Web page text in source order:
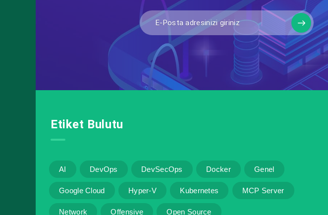
Etiket Bulutu
AI DevOps DevSecOps Docker Genel
Google Cloud Hyper-V Kubernetes MCP Server
Network Offensive Open Source